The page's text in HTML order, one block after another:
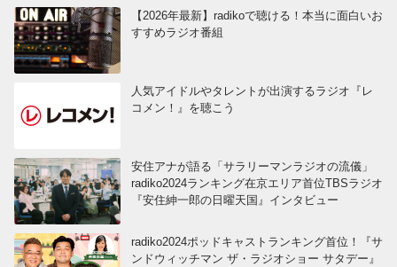
【2026年最新】radikoで聴ける！本当に面白いお
すすめラジオ番組
人気アイドルやタレントが出演するラジオ『レ
コメン！』を聴こう
安住アナが語る「サラリーマンラジオの流儀」
radiko2024ランキング在京エリア首位TBSラジオ
『安住紳一郎の日曜天国』インタビュー
radiko2024ポッドキャストランキング首位！『サ
ンドウィッチマン ザ・ラジオショー サタデー』